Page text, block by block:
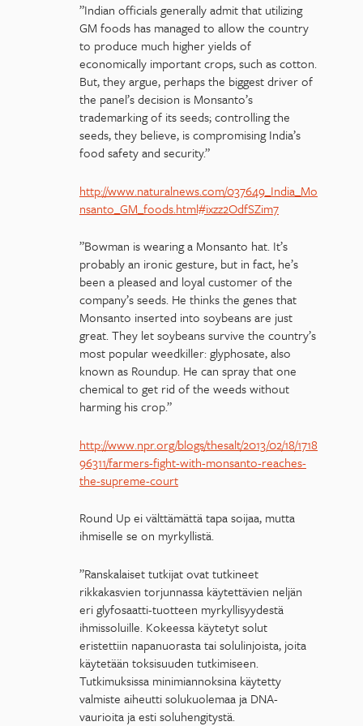
”Indian officials generally admit that utilizing
GM foods has managed to allow the country
to produce much higher yields of
economically important crops, such as cotton.
But, they argue, perhaps the biggest driver of
the panel’s decision is Monsanto’s
trademarking of its seeds; controlling the
seeds, they believe, is compromising India’s
food safety and security.”
http://www.naturalnews.com/037649_India_Mo
nsanto_GM_foods.html#ixzz2OdfSZim7
”Bowman is wearing a Monsanto hat. It’s
probably an ironic gesture, but in fact, he’s
been a pleased and loyal customer of the
company’s seeds. He thinks the genes that
Monsanto inserted into soybeans are just
great. They let soybeans survive the country’s
most popular weedkiller: glyphosate, also
known as Roundup. He can spray that one
chemical to get rid of the weeds without
harming his crop.”
http://www.npr.org/blogs/thesalt/2013/02/18/1718
96311/farmers-fight-with-monsanto-reaches-
the-supreme-court
Round Up ei välttämättä tapa soijaa, mutta
ihmiselle se on myrkyllistä.
”Ranskalaiset tutkijat ovat tutkineet
rikkakasvien torjunnassa käytettävien neljän
eri glyfosaatti-tuotteen myrkyllisyydestä
ihmissoluille. Kokeessa käytetyt solut
eristettiin napanuorasta tai solulinjoista, joita
käytetään toksisuuden tutkimiseen.
Tutkimuksissa minimiannoksina käytetty
valmiste aiheutti solukuolemaa ja DNA-
vaurioita ja esti soluhengitystä.